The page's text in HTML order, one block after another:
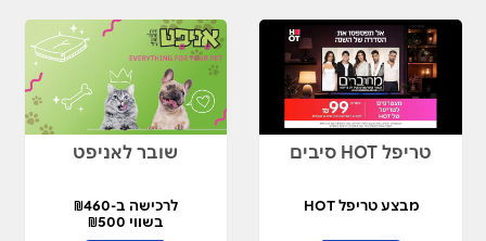
טריפל HOT סיבים
מבצע טריפל HOT
שובר לאניפט
לרכישה ב-₪460
בשווי ₪500